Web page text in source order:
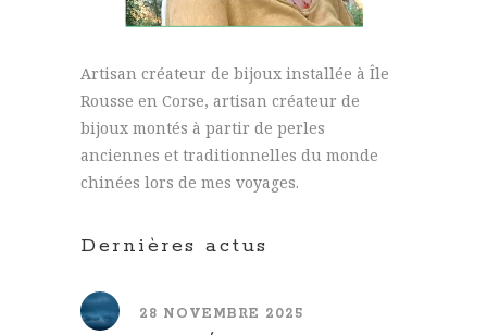
Artisan créateur de bijoux installée à Île
Rousse en Corse, artisan créateur de
bijoux montés à partir de perles
anciennes et traditionnelles du monde
chinées lors de mes voyages.
Dernières actus
28 NOVEMBRE 2025